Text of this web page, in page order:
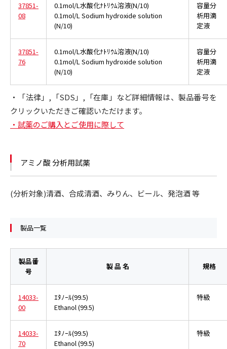
37851-
08
0.1mol/L水酸化ﾅﾄﾘｳﾑ溶液(N/10)
0.1mol/L Sodium hydroxide solution
(N/10)
容量分
析用滴
定液
37851-
76
0.1mol/L水酸化ﾅﾄﾘｳﾑ溶液(N/10)
0.1mol/L Sodium hydroxide solution
(N/10)
容量分
析用滴
定液
・「法律」,「SDS」,「在庫」など詳細情報は、製品番号を
クリックいただきご確認いただけます。
・試薬のご購入とご使用に際して
アミノ酸 分析用試薬
(分析対象)清酒、合成清酒、みりん、ビール、発泡酒 等
製品一覧
製品番
号
製 品 名 規格
14033-
00
ｴﾀﾉｰﾙ(99.5)
Ethanol (99.5)
特級
14033-
70
ｴﾀﾉｰﾙ(99.5)
Ethanol (99.5)
特級